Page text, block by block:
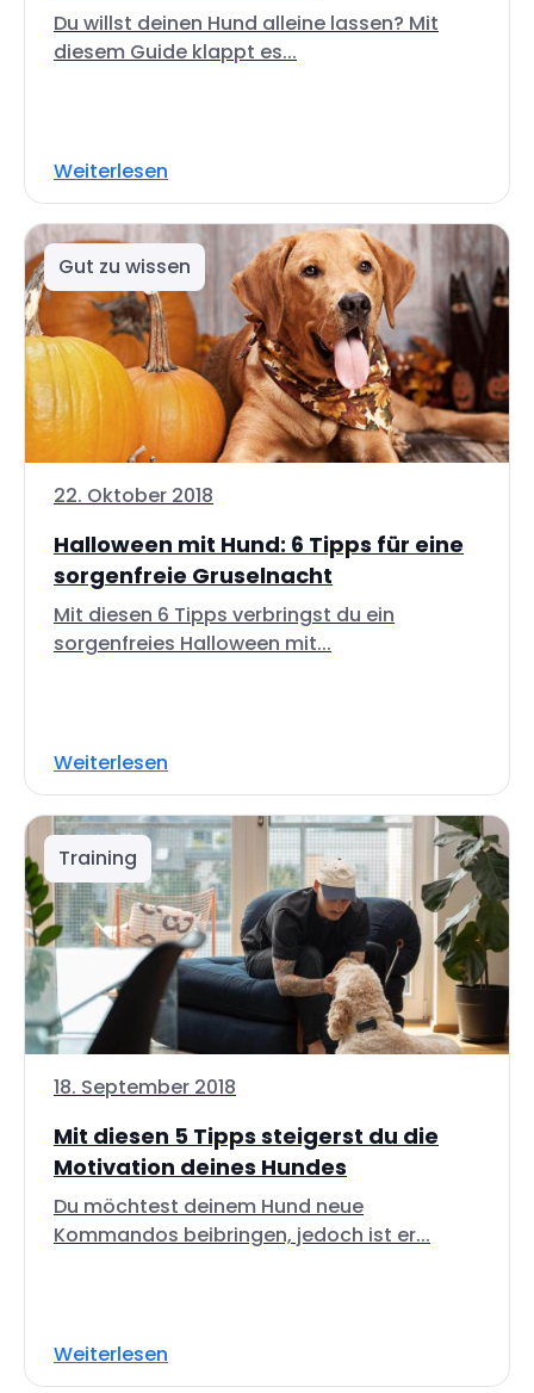
Du willst deinen Hund alleine lassen? Mit
diesem Guide klappt es...
Weiterlesen
Gut zu wissen
22. Oktober 2018
Halloween mit Hund: 6 Tipps für eine
sorgenfreie Gruselnacht
Mit diesen 6 Tipps verbringst du ein
sorgenfreies Halloween mit...
Weiterlesen
Training
18. September 2018
Mit diesen 5 Tipps steigerst du die
Motivation deines Hundes
Du möchtest deinem Hund neue
Kommandos beibringen, jedoch ist er...
Weiterlesen